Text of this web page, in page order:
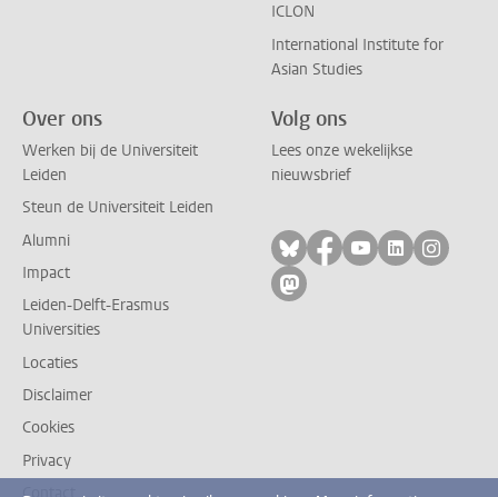
ICLON
International Institute for
Asian Studies
Over ons
Werken bij de Universiteit
Leiden
Steun de Universiteit Leiden
Alumni
Impact
Leiden-Delft-Erasmus
Universities
Locaties
Disclaimer
Cookies
Privacy
Volg ons
Lees onze wekelijkse
nieuwsbrief
Volg ons op bluesky
Volg ons op
Volg ons op
Volg ons
Volg
Volg ons op mastodon